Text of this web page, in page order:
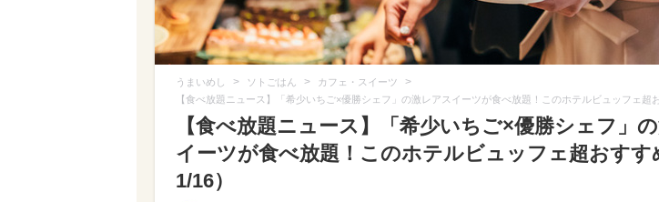
うまいめし > ソトごはん > カフェ・スイーツ >
【食べ放題ニュース】「希少いちご×優勝シェフ」の激レアスイーツが食べ放題！このホテルビュッフェ超
【食べ放題ニュース】「希少いちご×優勝シェフ」
イーツが食べ放題！このホテルビュッフェ超おすす
1/16）